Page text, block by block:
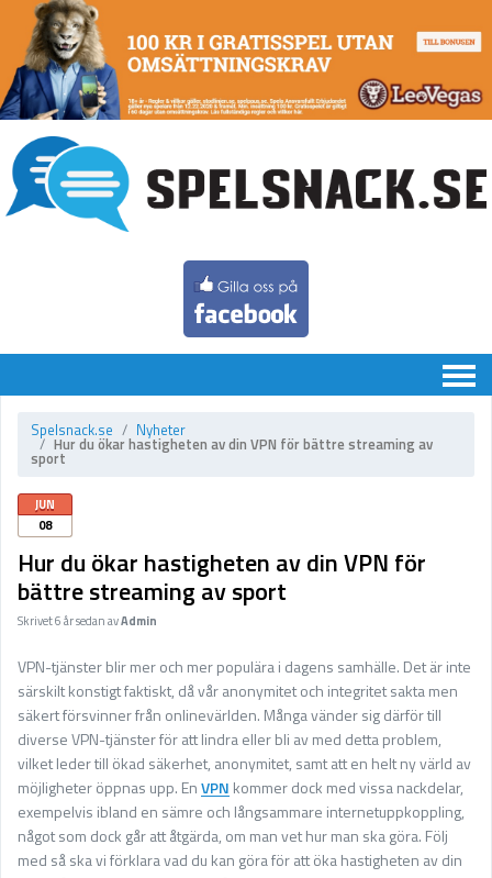
Speltips
Sport på TV
Admin
Spelbolag
Övrigt
Online casino
Bettingappar
Stryktipset
Nyheter
Riskfria pengar
Spelsnack.se Nyheter
Hur du ökar hastigheten av din VPN för bättre streaming av
sport
JUN
08
Hur du ökar hastigheten av din VPN för
bättre streaming av sport
Skrivet6 år sedanavAdmin
VPN-tjänster blir mer och mer populära i dagens samhälle. Det är inte
särskilt konstigt faktiskt, då vår anonymitet och integritet sakta men
säkert försvinner från onlinevärlden. Många vänder sig därför till
diverse VPN-tjänster för att lindra eller bli av med detta problem,
vilket leder till ökad säkerhet, anonymitet, samt att en helt ny värld av
möjligheter öppnas upp. EnVPN kommer dock med vissa nackdelar,
exempelvis ibland en sämre och långsammare internetuppkoppling,
något som dock går att åtgärda, om man vet hur man ska göra. Följ
med så ska vi förklara vad du kan göra för att öka hastigheten av din